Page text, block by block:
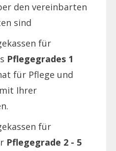
den vereinbarten
sind
für
Pflegegrades 1
für Pflege und
Ihrer
für
Pflegegrade 2 - 5